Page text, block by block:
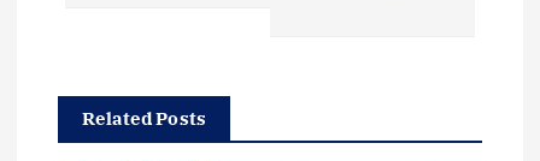
c
Related Posts